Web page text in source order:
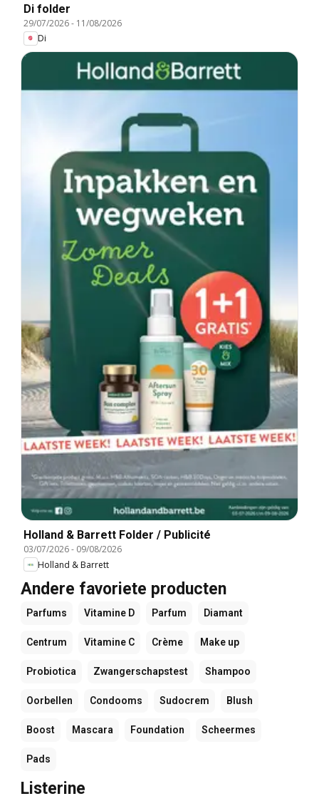
Di folder
29/07/2026- 11/08/2026
Di
Holland & Barrett Folder / Publicité
03/07/2026- 09/08/2026
Holland & Barrett
Andere favoriete producten
Parfums Vitamine D Parfum Diamant
Centrum Vitamine C Crème Make up
Probiotica Zwangerschapstest Shampoo
Oorbellen Condooms Sudocrem Blush
Boost Mascara Foundation Scheermes
Pads
Listerine